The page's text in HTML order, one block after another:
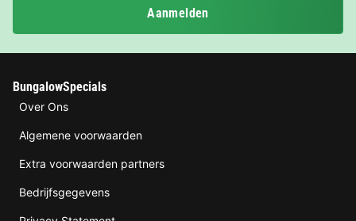
Aanmelden
BungalowSpecials
Over Ons
Algemene voorwaarden
Extra voorwaarden partners
Bedrijfsgegevens